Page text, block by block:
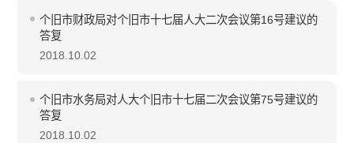
个旧市财政局对个旧市十七届人大二次会议第16号建议的
答复
2018.10.02
个旧市水务局对人大个旧市十七届二次会议第75号建议的
答复
2018.10.02